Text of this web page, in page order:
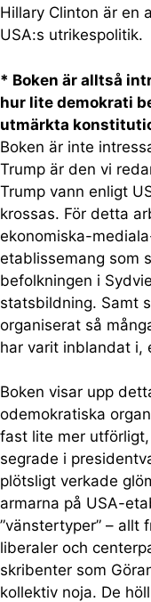
Hillary Clinton är en
USA:s utrikespolitik.
* Boken är alltså
hur lite demokrati
utmärkta
Boken är inte
Trump är den vi
Trump vann enligt
krossas. För detta
ekonomiska-
etablissemang som
befolkningen i
statsbildning. Samt
organiserat så
har varit inblandat i,
Boken visar upp
odemokratiska
fast lite mer
segrade i
plötsligt verkade
armarna på USA-
”vänstertyper” – allt
liberaler och
skribenter som
kollektiv noja. De